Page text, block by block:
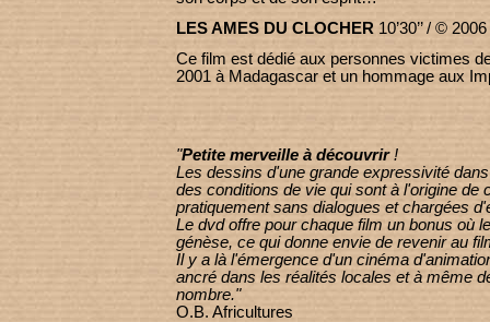
LES AMES DU CLOCHER 10’30’’ / ©
Ce film est dédié aux personnes victimes
2001 à Madagascar et un hommage aux
"Petite merveille à découvrir!
Les dessins d'une grande expressivité
des conditions de vie qui sont à l'origine de
pratiquement sans dialogues et chargées
Le dvd offre pour chaque film un bonus où
génèse, ce qui donne envie de revenir au
Il y a là l'émergence d'un cinéma
ancré dans les réalités locales et à même
nombre."
O.B. Africultures